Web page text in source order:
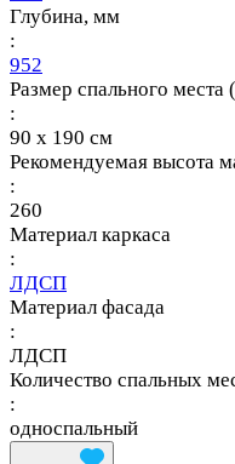
Глубина, мм
:
952
Размер спального
:
90 х 190 см
Рекомендуемая высота
:
260
Материал каркаса
:
ЛДСП
Материал фасада
:
ЛДСП
Количество спальных
:
односпальный